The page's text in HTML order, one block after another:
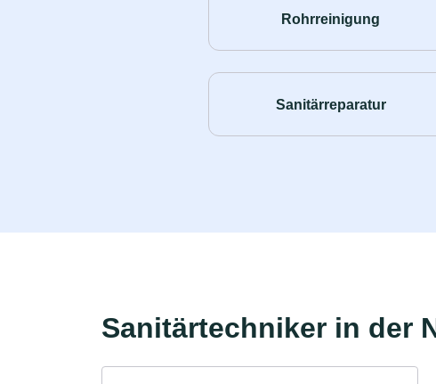
Rohrreinigung
Sanitärreparatur
Sanitärtechniker in der